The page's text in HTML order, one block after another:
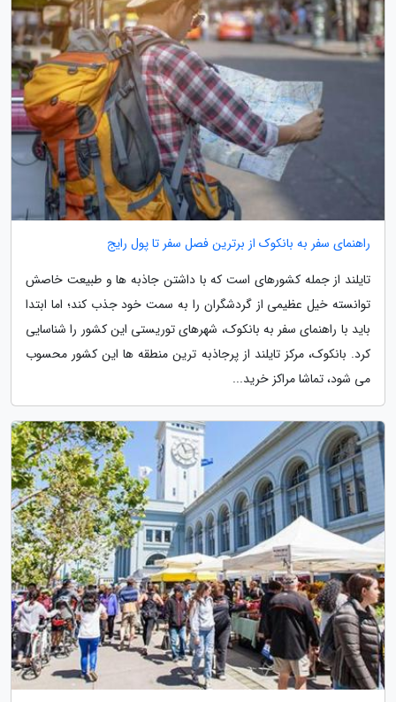
راهنمای سفر به بانکوک از برترین فصل سفر تا پول رایج
تایلند از جمله کشورهای است که با داشتن جاذبه ها و طبیعت خاصش
توانسته خیل عظیمی از گردشگران را به سمت خود جذب کند؛ اما ابتدا
باید با راهنمای سفر به بانکوک، شهرهای توریستی این کشور را شناسایی
کرد. بانکوک، مرکز تایلند از پرجاذبه ترین منطقه ها این کشور محسوب
می شود، تماشا مراکز خرید...